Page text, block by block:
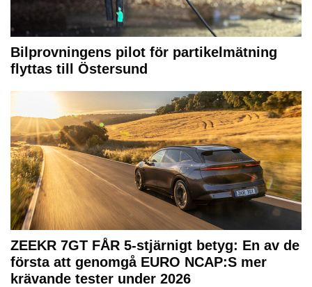
Bilprovningens pilot för partikelmätning
flyttas till Östersund
ZEEKR 7GT FÅR 5-stjärnigt betyg: En av de
första att genomgå EURO NCAP:S mer
krävande tester under 2026